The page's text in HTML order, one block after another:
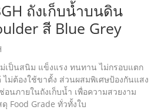
ถังเก็บน้ำบนดิน
สี Blue Grey
ม่เป็นสนิม แข็งแรง ทนทาน ไม่กรอบแตก
ไม่ต้องใช้ขาตั้ง ส่วนผสมพิเศษป้องกันแสง
อนภายในถังเก็บน้ำ เพื่อความสวยงาม
Food Grade ทั่วทั้งใบ